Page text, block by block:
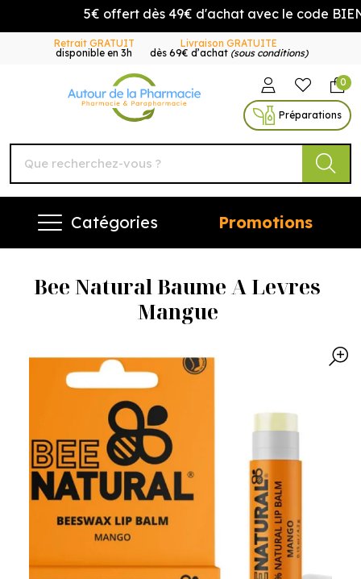
5€ offert dès 49€ d'achat avec le code
Retrait GRATUIT
disponible en 3h
Livraison GRATUITE
dès 69€ d’achat (sous conditions)
Autour de la Pharmacie
0
Préparations
Catégories Promotions
Bee Natural Baume A Levres
Mangue